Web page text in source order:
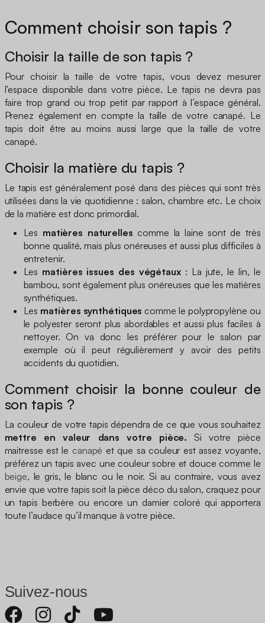
Comment choisir son tapis ?
Choisir la taille de son tapis ?
Pour choisir la taille de votre tapis, vous devez mesurer
l’espace disponible dans votre pièce. Le tapis ne devra pas
faire trop grand ou trop petit par rapport à l’espace général.
Prenez également en compte la taille de votre canapé. Le
tapis doit être au moins aussi large que la taille de votre
canapé.
Choisir la matière du tapis ?
Le tapis est généralement posé dans des pièces qui sont très
utilisées dans la vie quotidienne : salon, chambre etc. Le choix
de la matière est donc primordial.
Les matières naturelles comme la laine sont de très
bonne qualité, mais plus onéreuses et aussi plus difficiles à
entretenir.
Les matières issues des végétaux: La jute, le lin, le
bambou, sont également plus onéreuses que les matières
synthétiques.
Les matières synthétiques comme le polypropylène ou
le polyester seront plus abordables et aussi plus faciles à
nettoyer. On va donc les préférer pour le salon par
exemple où il peut régulièrement y avoir des petits
accidents du quotidien.
Comment choisir la bonne couleur de
son tapis ?
La couleur de votre tapis dépendra de ce que vous souhaitez
mettre en valeur dans votre pièce. Si votre pièce
maitresse est le canapé et que sa couleur est assez voyante,
préférez un tapis avec une couleur sobre et douce comme le
beige, le gris, le blanc ou le noir. Si au contraire, vous avez
envie que votre tapis soit la pièce déco du salon, craquez pour
un tapis berbère ou encore un damier coloré qui apportera
toute l’audace qu’il manque à votre pièce.
Suivez-nous